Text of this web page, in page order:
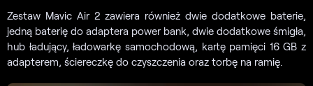
Zestaw Mavic Air 2 zawiera również dwie dodatkowe baterie,
jedną baterię do adaptera power bank, dwie dodatkowe śmigła,
hub ładujący, ładowarkę samochodową, kartę pamięci 16 GB z
adapterem, ściereczkę do czyszczenia oraz torbę na ramię.